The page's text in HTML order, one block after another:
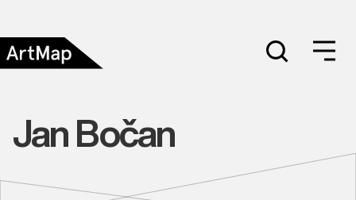
Jan Bočan